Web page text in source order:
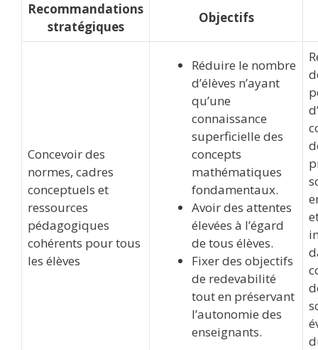
Recommandations
stratégiques
Objectifs
Concevoir des
normes, cadres
conceptuels et
ressources
pédagogiques
cohérents pour tous
les élèves
Réduire le nombre
d’élèves n’ayant
qu’une
connaissance
superficielle des
concepts
mathématiques
fondamentaux.
Avoir des attentes
élevées à l’égard
de tous élèves.
Fixer des objectifs
de redevabilité
tout en préservant
l’autonomie des
enseignants.